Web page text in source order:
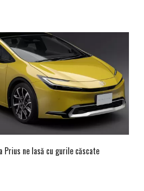
Prius ne lasă cu gurile căscate